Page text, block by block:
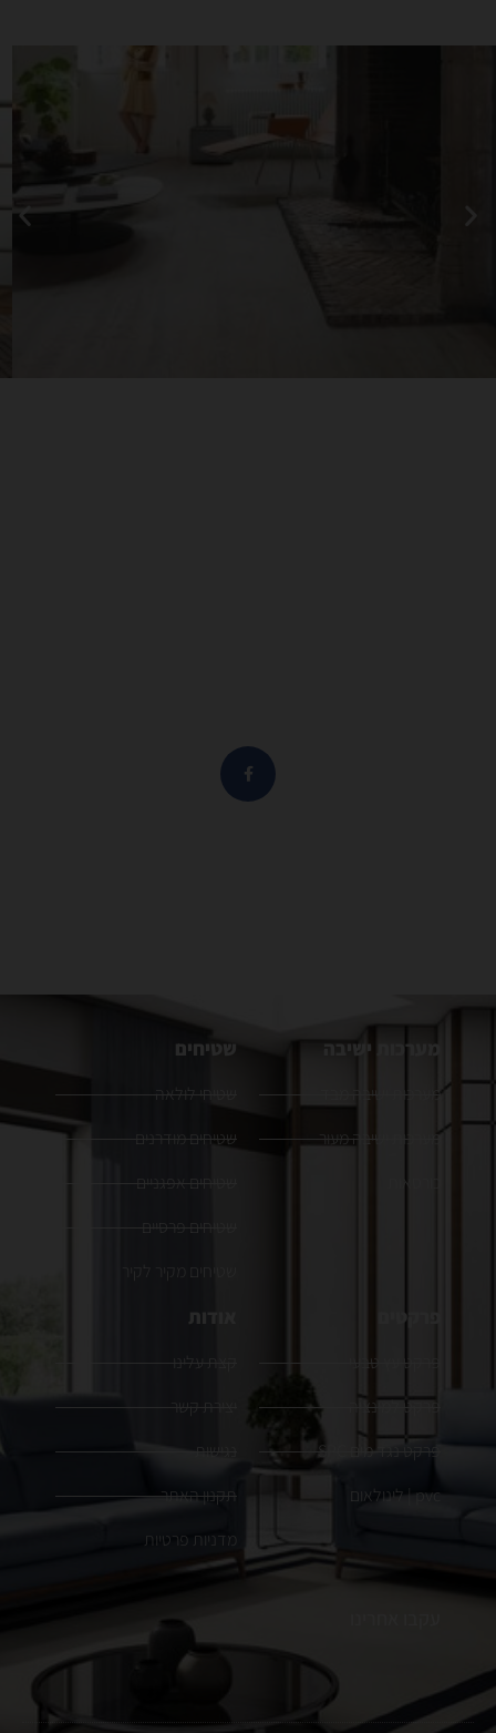
מערכות ישיבה
מערכות ישיבה מבד
מערכות ישיבה מעור
כורסאות
שטיחים
שטיחי לולאה
שטיחים מודרנים
שטיחים אפגניים
שטיחים פרסיים
שטיחים מקיר לקיר
פרקטים
פרקט עץ טבעי
פרקט למינציה
פרקט נגד מים SPC
pvc | לינולאום
אודות
קצת עלינו
יצירת קשר
נגישות
תקנון האתר
מדניות פרטיות